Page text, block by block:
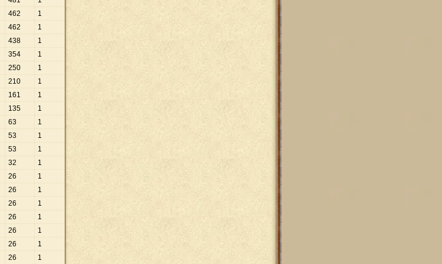
462
1
462
1
438
1
354
1
250
1
210
1
161
1
135
1
63
1
53
1
53
1
32
1
26
1
26
1
26
1
26
1
26
1
26
1
26 1